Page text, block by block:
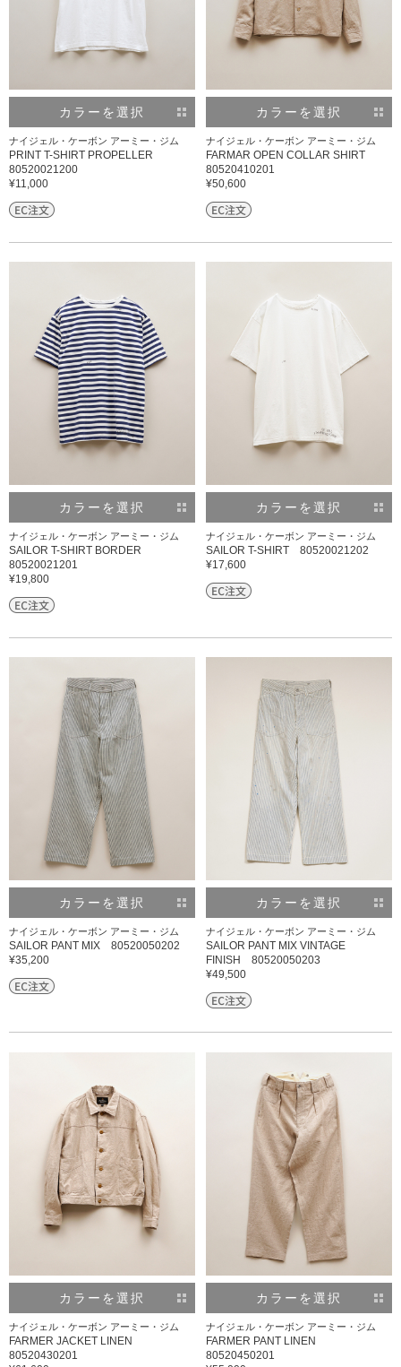
カラーを選択
ナイジェル・ケーボン アーミー・ジム
PRINT T-SHIRT PROPELLER
80520021200
¥11,000
カラーを選択
ナイジェル・ケーボン アーミー・ジム
FARMAR OPEN COLLAR SHIRT
80520410201
¥50,600
カラーを選択
ナイジェル・ケーボン アーミー・ジム
SAILOR T-SHIRT BORDER
80520021201
¥19,800
カラーを選択
ナイジェル・ケーボン アーミー・ジム
SAILOR T-SHIRT 80520021202
¥17,600
カラーを選択
ナイジェル・ケーボン アーミー・ジム
SAILOR PANT MIX 80520050202
¥35,200
カラーを選択
ナイジェル・ケーボン アーミー・ジム
SAILOR PANT MIX VINTAGE
FINISH 80520050203
¥49,500
カラーを選択
ナイジェル・ケーボン アーミー・ジム
FARMER JACKET LINEN
80520430201
カラーを選択
ナイジェル・ケーボン アーミー・ジム
FARMER PANT LINEN
80520450201